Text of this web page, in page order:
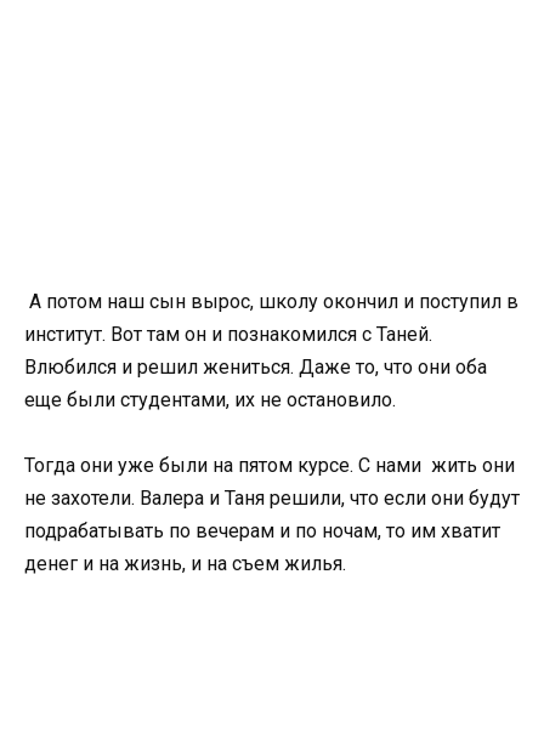
А потом наш сын вырос, школу окончил и поступил в
институт. Вот там он и познакомился с Таней.
Влюбился и решил жениться. Даже то, что они оба
еще были студентами, их не остановило.
Тогда они уже были на пятом курсе. С нами жить они
не захотели. Валера и Таня решили, что если они будут
подрабатывать по вечерам и по ночам, то им хватит
денег и на жизнь, и на съем жилья.